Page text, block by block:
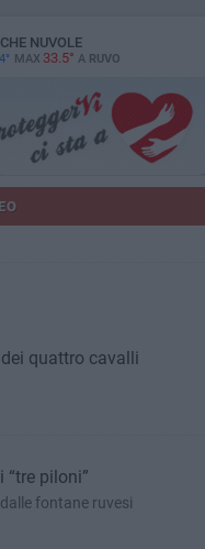
NUVOLE
MAX 33.5° A RUVO
quattro cavalli
“tre piloni”
fontane ruvesi